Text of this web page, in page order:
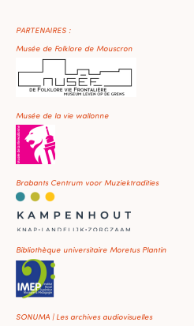
PARTENAIRES :
Musée de Folklore de Mouscron
Musée de la vie wallonne
Brabants Centrum voor Muziektradities
Bibliothèque universitaire Moretus Plantin
SONUMA | Les archives audiovisuelles